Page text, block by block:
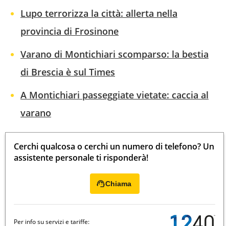
Lupo terrorizza la città: allerta nella
provincia di Frosinone
Varano di Montichiari scomparso: la bestia
di Brescia è sul Times
A Montichiari passeggiate vietate: caccia al
varano
Cerchi qualcosa o cerchi un numero di telefono? Un
assistente personale ti risponderà!
Chiama
Per info su servizi e tariffe: